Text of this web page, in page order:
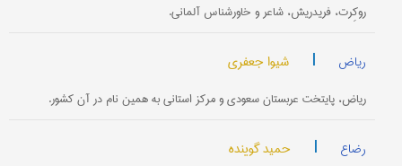
روکِرت، فریدریش، شاعر و خاورشناس آلمانی.
ریاض | شیوا جعفری
ریاض، پایتخت عربستان سعودی و مرکز استانی به همین نام در آن کشور.
رضاع | حمید گوینده